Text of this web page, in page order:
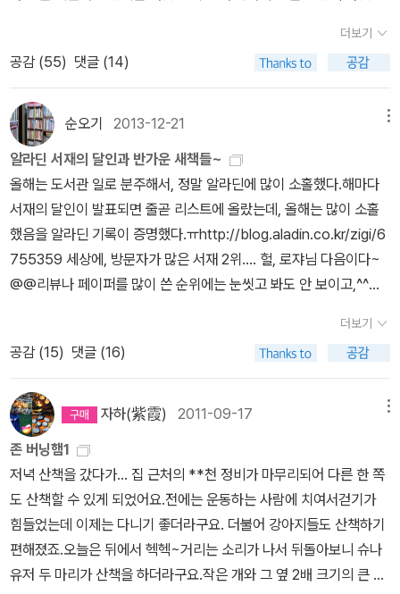
기 ▲ 회원들은 나름 검증된 좋은 책을 소개받아 만족도가 높았다.서
로가 알고 있는 좋은 그림책을 공유하는 건 즐거운 일이다.오늘 모임
에서 소개된 책은... 각자 추천한 책에 한국 작품이
적어서다음 모임에는 <그림책, 한국의 작가들>을 읽고 필이 꽂힌 작
가 한두 명을 정해 작가와 작품을 나누기로 했다. 그 다음에는 세계의
작가들에 대해 공부하고... 오늘은 부부가 함께 작업한 그림책
에 대해서도 이야기를 나눴는데, 다음에 찬찬히 살펴보기 위해 담아
둔다. 존 버닝햄과 헬렌 옥슨버리 접힌 부분 펼치기 ▼
펼친 부분 접기 ▲ 사라 스튜어트와 데이비드 스몰
다이앤 딜론과 리오 딜론 김근희와 이담 신
혜원과 이은홍 모두 젊은 엄마들이라 자기 아이에게 좋은
책을 읽히기 위해서도 열심이다.좋은 그림책 뿐 아니라 아이들 성장
단계에 맞춰 책읽기 단계도 높여갈 수 있도록 공부도 열심이다.그림
더보기
공감 (55) 댓글 (14)
순오기 2013-12-21
알라딘 서재의 달인과 반가운 새책들~
올해는 도서관 일로 분주해서, 정말 알라딘에 많이 소홀했다.해마다
서재의 달인이 발표되면 줄곧 리스트에 올랐는데, 올해는 많이 소홀
했음을 알라딘 기록이 증명했다.ㅠhttp://blog.aladin.co.kr/zigi/6
755359 세상에, 방문자가 많은 서재 2위.... 헐, 로쟈님 다음이다~
@@리뷰나 페이퍼를 많이 쓴 순위에는 눈씻고 봐도 안 보이고,^^다
이 달린 서재 순위는 6위 660 개내가 단 댓글보다 내 서재에 달린 댓
글이 더 많았다. 죄송 ㅠ리뷰나 100자평을 거의 쓰지 못했는데도 땡
스투 10위에 올려준 구매자들께 감사하고... http://blog.aladin.co.
kr/zigi/6755357 즐겨찾기가 많이 된 서재, 공감을 많이 받은 리뷰,
댓글이 많이 달린 리뷰나 페이퍼 순위에도 이름이 없다.2014년에는
많이 분발해야 겠다는 다짐을 하며고마움을 담아 오랫만에 새책 페이
퍼를 올려본다. 휴가오는 우리 아들만큼이나 반가운 이용포 작가님
의 새 책이 나왔다!!이분의 전작을 읽은 분들은 이용포 작가님 책이 얼
마나 재밌는지 다 알지만, 이 책도 역시 실망시키지 않고 재밌다~
<강림도령>이용포 글, 배종숙 그림, 한국고소설학회 감수 / 웅진주
니어 / 2013년 11월 첫 페이지만 펼쳐봐도 호기심이 바짝 땡기는 강
더보기
공감 (15) 댓글 (16)
자하(紫霞) 2011-09-17
존 버닝햄1
저녁 산책을 갔다가... 집 근처의 **천 정비가 마무리되어 다른 한 쪽
도 산책할 수 있게 되었어요.전에는 운동하는 사람에 치여서걷기가
힘들었는데 이제는 다니기 좋더라구요. 더불어 강아지들도 산책하기
편해졌죠.오늘은 뒤에서 헥헥~거리는 소리가 나서 뒤돌아보니 슈나
유저 두 마리가 산책을 하더라구요.작은 개와 그 옆 2배 크기의 큰 개